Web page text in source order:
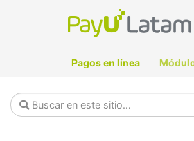
Pagos en línea